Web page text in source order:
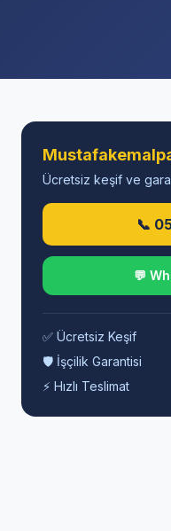
Ücretsiz keşif ve
📞
💬
✅ Ücretsiz Keşif
🛡️ İşçilik Garantisi
⚡ Hızlı Teslimat